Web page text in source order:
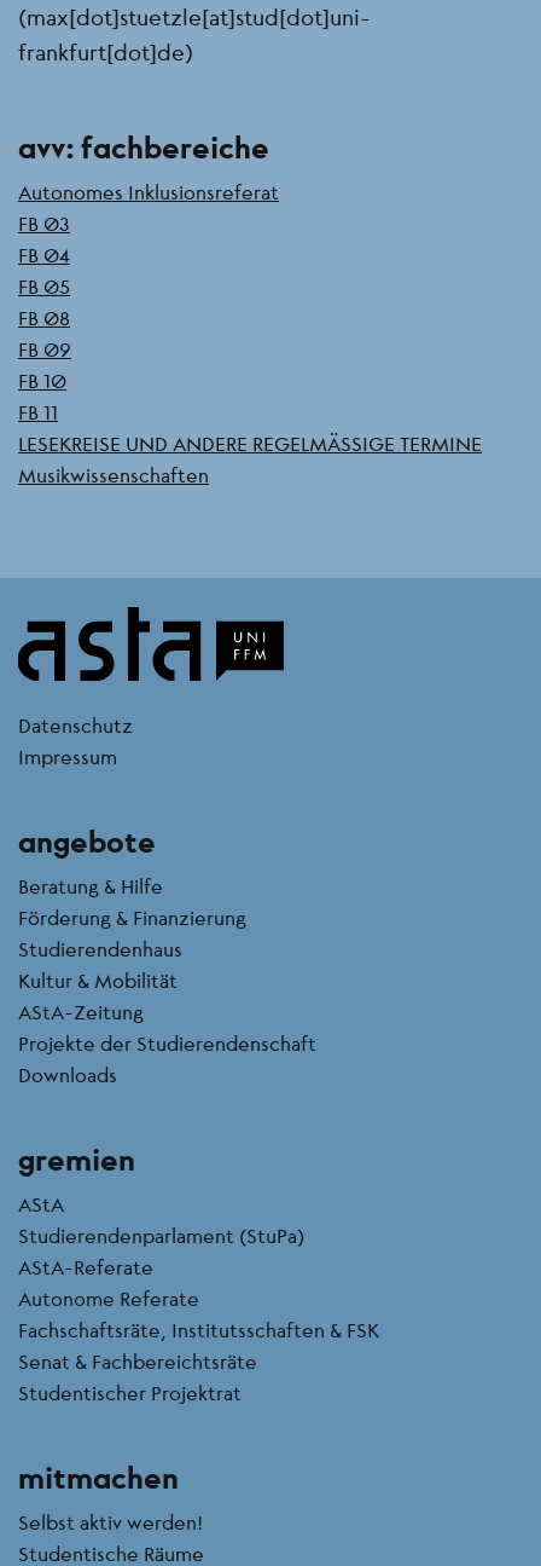
(max[dot]stuetzle[at]stud[dot]uni-
frankfurt[dot]de)
Seitenleiste
avv: fachbereiche
Autonomes Inklusionsreferat
FB 03
FB 04
FB 05
FB 08
FB 09
FB 10
FB 11
LESEKREISE UND ANDERE REGELMÄSSIGE TERMINE
Musikwissenschaften
kontakt
Datenschutz
Impressum
angebote
Beratung & Hilfe
Förderung & Finanzierung
Studierendenhaus
Kultur & Mobilität
AStA-Zeitung
Projekte der Studierendenschaft
Downloads
gremien
AStA
Studierendenparlament (StuPa)
AStA-Referate
Autonome Referate
Fachschaftsräte, Institutsschaften & FSK
Senat & Fachbereichtsräte
Studentischer Projektrat
mitmachen
Selbst aktiv werden!
Studentische Räume